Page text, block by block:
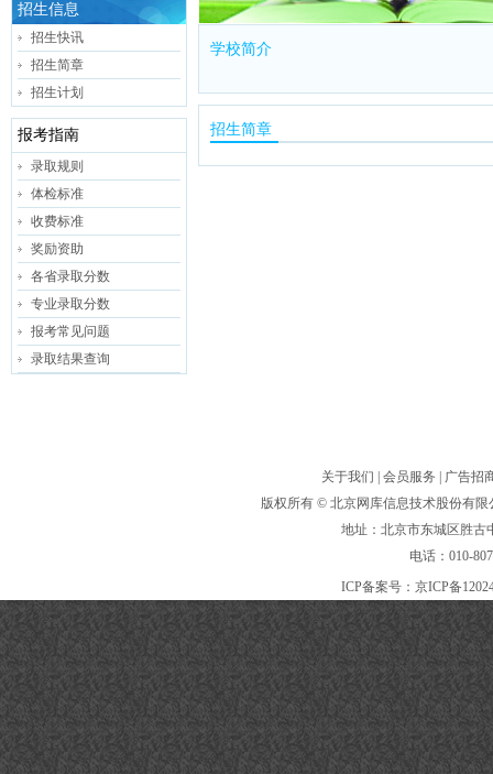
招生信息
招生快讯
招生简章
招生计划
报考指南
录取规则
体检标准
收费标准
奖励资助
各省录取分数
专业录取分数
报考常见问题
录取结果查询
学校简介
招生简章
关于我们 会员服务
广告招
版权所有 © 北京网库信息技术股份有限
地址：北京市东城区胜
电话：010-
ICP备案号： 京ICP备